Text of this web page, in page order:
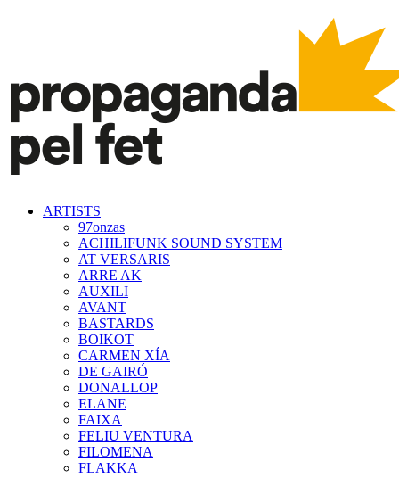
ARTISTS
97onzas
ACHILIFUNK SOUND SYSTEM
AT VERSARIS
ARRE AK
AUXILI
AVANT
BASTARDS
BOIKOT
CARMEN XÍA
DE GAIRÓ
DONALLOP
ELANE
FAIXA
FELIU VENTURA
FILOMENA
FLAKKA